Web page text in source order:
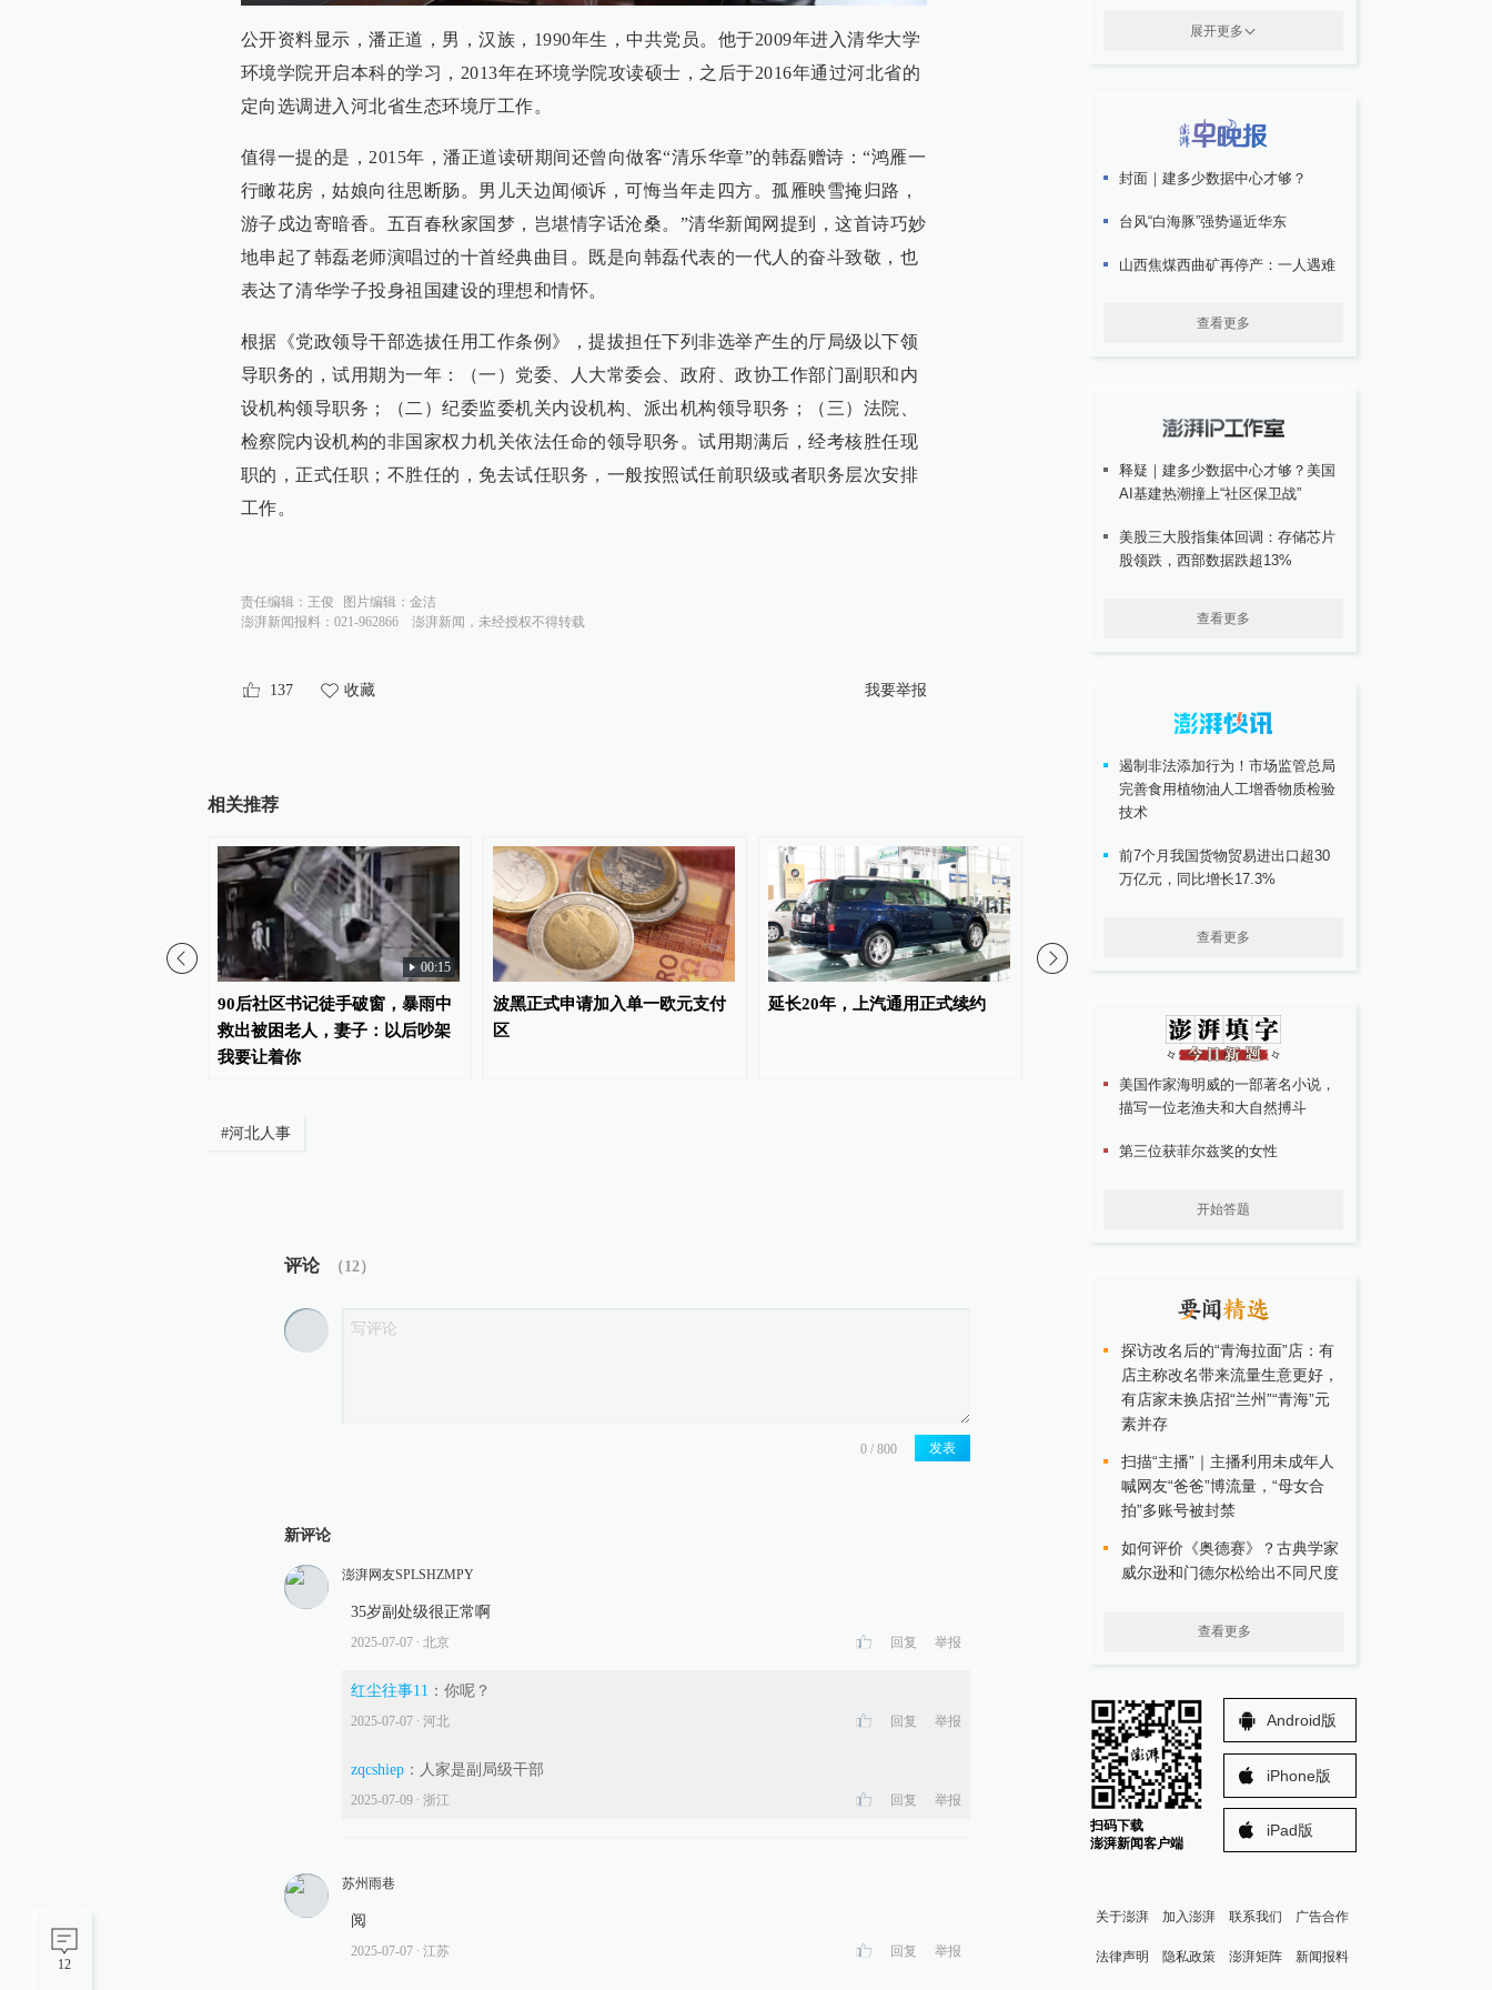
12
公开资料显示，潘正道，男，汉族，1990年生，中共党员。他于2009年进入清华大学
环境学院开启本科的学习，2013年在环境学院攻读硕士，之后于2016年通过河北省的
定向选调进入河北省生态环境厅工作。
值得一提的是，2015年，潘正道读研期间还曾向做客“清乐华章”的韩磊赠诗：“鸿雁一
行瞰花房，姑娘向往思断肠。男儿天边闻倾诉，可悔当年走四方。孤雁映雪掩归路，
游子戍边寄暗香。五百春秋家国梦，岂堪情字话沧桑。”清华新闻网提到，这首诗巧妙
地串起了韩磊老师演唱过的十首经典曲目。既是向韩磊代表的一代人的奋斗致敬，也
表达了清华学子投身祖国建设的理想和情怀。
根据《党政领导干部选拔任用工作条例》，提拔担任下列非选举产生的厅局级以下领
导职务的，试用期为一年：（一）党委、人大常委会、政府、政协工作部门副职和内
设机构领导职务；（二）纪委监委机关内设机构、派出机构领导职务；（三）法院、
检察院内设机构的非国家权力机关依法任命的领导职务。试用期满后，经考核胜任现
职的，正式任职；不胜任的，免去试任职务，一般按照试任前职级或者职务层次安排
工作。
责任编辑： 王俊 图片编辑： 金洁
澎湃新闻报料：021-962866
澎湃新闻，未经授权不得转载
137 收藏 我要举报
相关推荐
00:15
90后社区书记徒手破窗，暴雨中
救出被困老人，妻子：以后吵架
我要让着你
波黑正式申请加入单一欧元支付
区
延长20年，上汽通用正式续约
DeepMind正式解散AlphaFold研
#河北人事
评论 （12）
发表
新评论
澎湃网友SPLSHZMPY
35岁副处级很正常啊
2025-07-07 ∙ 北京 回复 举报
红尘往事11 ： 你呢？
2025-07-07 ∙ 河北 回复 举报
zqcshiep ： 人家是副局级干部
2025-07-09 ∙ 浙江 回复 举报
苏州雨巷
阅
2025-07-07 ∙ 江苏 回复 举报
展开更多
封面｜建多少数据中心才够？
台风“白海豚”强势逼近华东
山西焦煤西曲矿再停产：一人遇难
查看更多
释疑｜建多少数据中心才够？美国
AI基建热潮撞上“社区保卫战”
美股三大股指集体回调：存储芯片
股领跌，西部数据跌超13%
查看更多
遏制非法添加行为！市场监管总局
完善食用植物油人工增香物质检验
技术
前7个月我国货物贸易进出口超30
万亿元，同比增长17.3%
查看更多
美国作家海明威的一部著名小说，
描写一位老渔夫和大自然搏斗
第三位获菲尔兹奖的女性
开始答题
探访改名后的“青海拉面”店：有
店主称改名带来流量生意更好，
有店家未换店招“兰州”“青海”元
素并存
扫描“主播”｜主播利用未成年人
喊网友“爸爸”博流量，“母女合
拍”多账号被封禁
如何评价《奥德赛》？古典学家
威尔逊和门德尔松给出不同尺度
查看更多
扫码下载
澎湃新闻客户端
Android版
iPhone版
iPad版
关于澎湃 加入澎湃 联系我们 广告合作
法律声明 隐私政策 澎湃矩阵 新闻报料